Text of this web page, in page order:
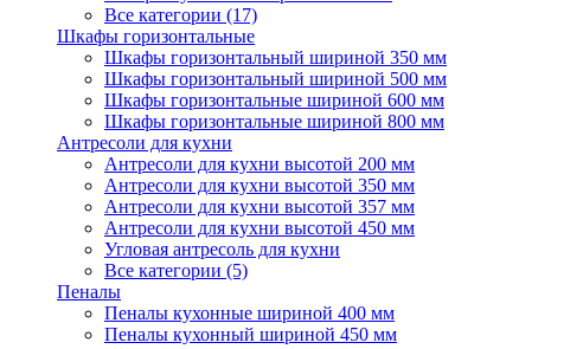
Все категории (17)
Шкафы горизонтальные
Шкафы горизонтальный шириной 350 мм
Шкафы горизонтальный шириной 500 мм
Шкафы горизонтальные шириной 600 мм
Шкафы горизонтальные шириной 800 мм
Антресоли для кухни
Антресоли для кухни высотой 200 мм
Антресоли для кухни высотой 350 мм
Антресоли для кухни высотой 357 мм
Антресоли для кухни высотой 450 мм
Угловая антресоль для кухни
Все категории (5)
Пеналы
Пеналы кухонные шириной 400 мм
Пеналы кухонный шириной 450 мм